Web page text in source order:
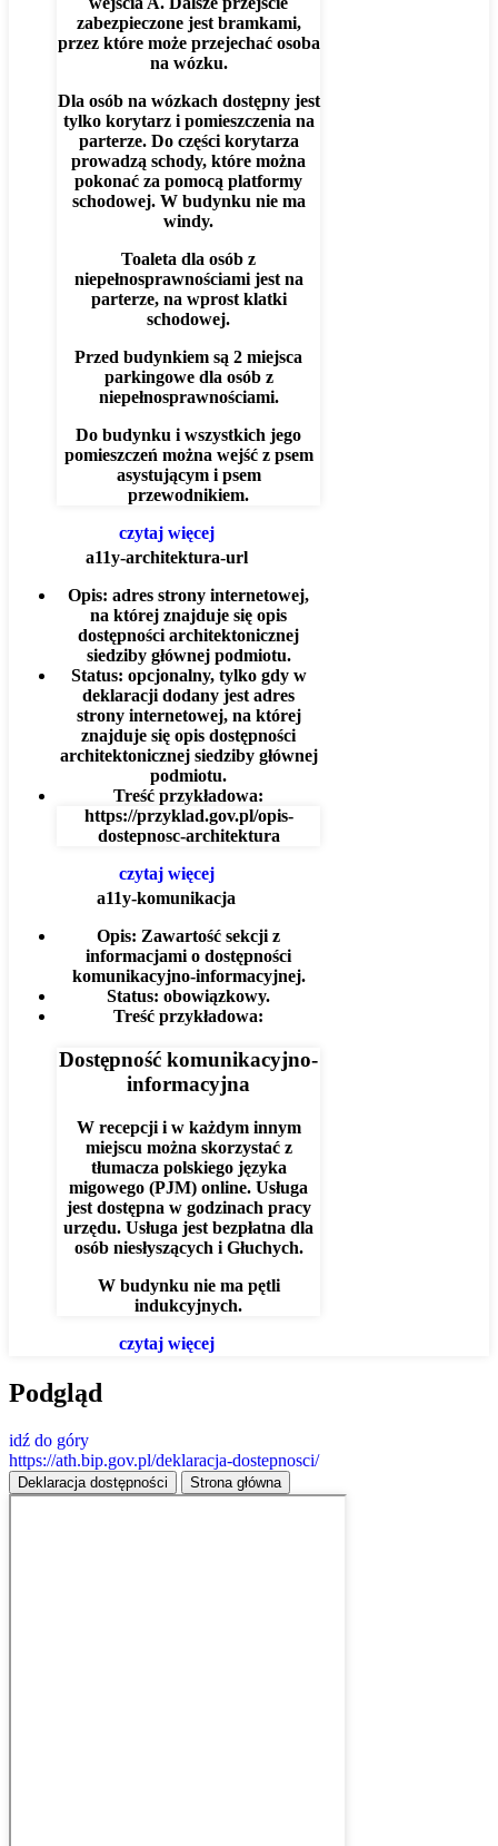
zabezpieczone jest bramkami,
przez które może przejechać osoba
na wózku.
Dla osób na wózkach dostępny jest
tylko korytarz i pomieszczenia na
parterze. Do części korytarza
prowadzą schody, które można
pokonać za pomocą platformy
schodowej. W budynku nie ma
windy.
Toaleta dla osób z
niepełnosprawnościami jest na
parterze, na wprost klatki
schodowej.
Przed budynkiem są 2 miejsca
parkingowe dla osób z
niepełnosprawnościami.
Do budynku i wszystkich jego
pomieszczeń można wejść z psem
asystującym i psem
przewodnikiem.
czytaj więcej
a11y-architektura-url
Opis: adres strony internetowej,
na której znajduje się opis
dostępności architektonicznej
siedziby głównej podmiotu.
Status: opcjonalny, tylko gdy w
deklaracji dodany jest adres
strony internetowej, na której
znajduje się opis dostępności
architektonicznej siedziby głównej
podmiotu.
Treść przykładowa:
https://przyklad.gov.pl/opis-
dostepnosc-architektura
czytaj więcej
a11y-komunikacja
Opis: Zawartość sekcji z
informacjami o dostępności
komunikacyjno-informacyjnej.
Status: obowiązkowy.
Treść przykładowa:
Dostępność komunikacyjno-
informacyjna
W recepcji i w każdym innym
miejscu można skorzystać z
tłumacza polskiego języka
migowego (PJM) online. Usługa
jest dostępna w godzinach pracy
urzędu. Usługa jest bezpłatna dla
osób niesłyszących i Głuchych.
W budynku nie ma pętli
indukcyjnych.
czytaj więcej
Podgląd
idź do góry
https://ath.bip.gov.pl/deklaracja-dostepnosci/
Deklaracja dostępności Strona główna